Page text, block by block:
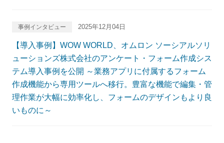
事例インタビュー 2025年12月04日
【導入事例】WOW WORLD、オムロン ソーシアルソリ
ューションズ株式会社のアンケート・フォーム作成シス
テム導入事例を公開 ～業務アプリに付属するフォーム
作成機能から専用ツールへ移行。豊富な機能で編集・管
理作業が大幅に効率化し、フォームのデザインもより良
いものに～